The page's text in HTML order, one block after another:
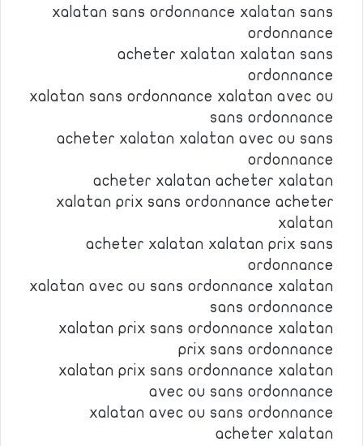
xalatan sans ordonnance xalatan sans
ordonnance
acheter xalatan xalatan sans
ordonnance
xalatan sans ordonnance xalatan avec ou
sans ordonnance
acheter xalatan xalatan avec ou sans
ordonnance
acheter xalatan acheter xalatan
xalatan prix sans ordonnance acheter
xalatan
acheter xalatan xalatan prix sans
ordonnance
xalatan avec ou sans ordonnance xalatan
sans ordonnance
xalatan prix sans ordonnance xalatan
prix sans ordonnance
xalatan prix sans ordonnance xalatan
avec ou sans ordonnance
xalatan avec ou sans ordonnance
acheter xalatan